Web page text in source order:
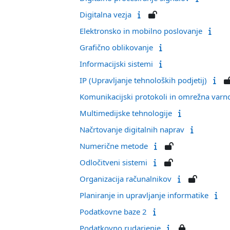
Digitalna vezja
Elektronsko in mobilno poslovanje
Grafično oblikovanje
Informacijski sistemi
IP (Upravljanje tehnoloških podjetij)
Komunikacijski protokoli in omrežna
Multimedijske tehnologije
Načrtovanje digitalnih naprav
Numerične metode
Odločitveni sistemi
Organizacija računalnikov
Planiranje in upravljanje informatike
Podatkovne baze 2